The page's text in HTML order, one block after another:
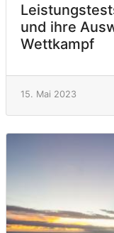
und ihre
Wettkampf
15. Mai 2023